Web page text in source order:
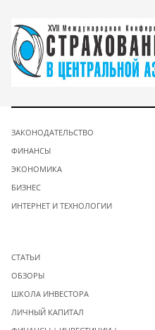
ЗАКОНОДАТЕЛЬСТВО
ФИНАНСЫ
ЭКОНОМИКА
БИЗНЕС
ИНТЕРНЕТ И ТЕХНОЛОГИИ
СТАТЬИ
ОБЗОРЫ
ШКОЛА ИНВЕСТОРА
ЛИЧНЫЙ КАПИТАЛ